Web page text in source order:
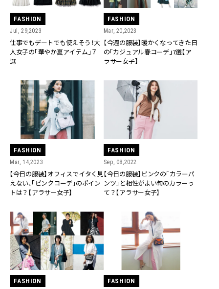
FASHION
Jul, 29,2023
仕事でもデートでも使えそう！大
人女子の「華やか夏アイテム」７
選
FASHION
Mar, 20,2023
【今週の服装】暖かくなってきた日
の「カジュアル春コーデ」7選【ア
ラサー女子】
FASHION
Mar, 14,2023
【今日の服装】オフィスでイタく見
えない、「ピンクコーデ」のポイン
トは？【アラサー女子】
FASHION
Sep, 08,2022
【今日の服装】ピンクの「カラーパ
ンツ」と相性がよい旬のカラーっ
て？【アラサー女子】
FASHION FASHION